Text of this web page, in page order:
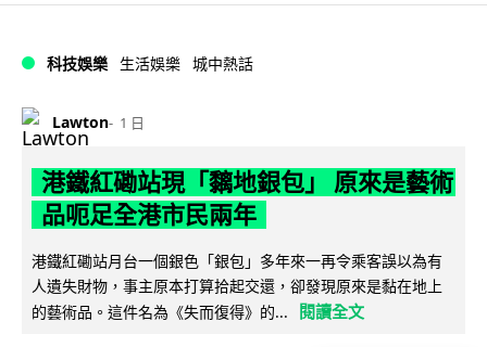
科技娛樂 生活娛樂 城中熱話
Lawton 1 日
港鐵紅磡站現「黐地銀包」 原來是藝術
品呃足全港市民兩年
港鐵紅磡站月台一個銀色「銀包」多年來一再令乘客誤以為有
人遺失財物，事主原本打算拾起交還，卻發現原來是黏在地上
的藝術品。這件名為《失而復得》的...
閱讀全文